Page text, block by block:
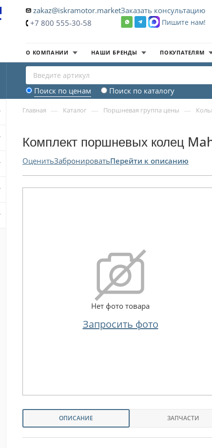
zakaz@iskramotor.market
+7 800 555-30-58
Заказать консультацию
Пишите нам!
О КОМПАНИИ НАШИ БРЕНДЫ ПОКУПАТЕЛЯМ
Поиск по ценам Поиск по каталогу
Главная — Каталог — Поршневая группа цены —
Комплект поршневых колец
ОценитьЗабронироватьПерейти к описанию
Нет фото товара
Запросить фото
ОПИСАНИЕ ЗАПЧАСТИ